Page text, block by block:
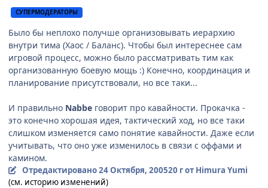
СУПЕРМОДЕРАТОРЫ
Было бы неплохо получше организовывать иерархию
внутри тима (Хаос / Баланс). Чтобы был интереснее сам
игровой процесс, можно было рассматривать тим как
организованную боевую мощь :) Конечно, координация и
планирование присутствовали, но все таки...
И правильно Nabbe говорит про кавайности. Прокачка -
это конечно хорошая идея, тактический ход, но все таки
слишком изменяется само понятие кавайности. Даже если
учитывать, что оно уже изменилось в связи с оффами и
камином.
Отредактировано24 Октября, 200520 гот Himura Yumi
(см. историю изменений)